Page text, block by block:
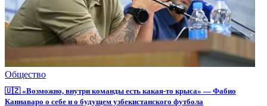
Общество
🇺🇿 «Возможно, внутри команды есть какая-то крыса» — Фабио
Каннаваро о себе и о будущем узбекистанского футбола